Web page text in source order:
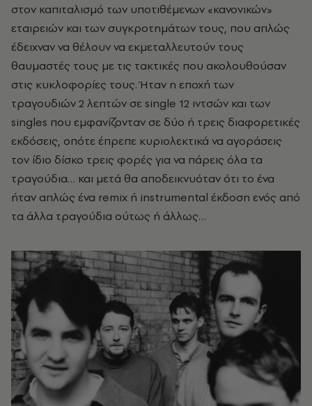
στον καπιταλισμό των υποτιθέμενων «κανονικών»
εταιρειών και των συγκροτημάτων τους, που απλώς
έδειχναν να θέλουν να εκμεταλλευτούν τους
θαυμαστές τους με τις τακτικές που ακολουθούσαν
στις κυκλοφορίες τους. Ήταν η εποχή των
τραγουδιών 2 λεπτών σε single 12 ιντσών και των
singles που εμφανίζονταν σε δύο ή τρεις διαφορετικές
εκδόσεις, οπότε έπρεπε κυριολεκτικά να αγοράσεις
τον ίδιο δίσκο τρεις φορές για να πάρεις όλα τα
τραγούδια… και μετά θα αποδεικνυόταν ότι το ένα
ήταν απλώς ένα remix ή instrumental έκδοση ενός από
τα άλλα τραγούδια ούτως ή άλλως…